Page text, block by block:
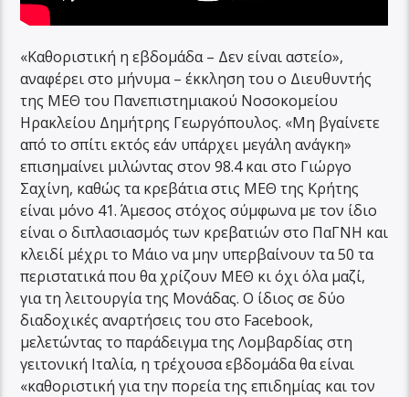
«Καθοριστική η εβδομάδα – Δεν είναι αστείο»,
αναφέρει στο μήνυμα – έκκληση του ο Διευθυντής
της ΜΕΘ του Πανεπιστημιακού Νοσοκομείου
Ηρακλείου Δημήτρης Γεωργόπουλος. «Μη βγαίνετε
από το σπίτι εκτός εάν υπάρχει μεγάλη ανάγκη»
επισημαίνει μιλώντας στον 98.4 και στο Γιώργο
Σαχίνη, καθώς τα κρεβάτια στις ΜΕΘ της Κρήτης
είναι μόνο 41. Άμεσος στόχος σύμφωνα με τον ίδιο
είναι ο διπλασιασμός των κρεβατιών στο ΠαΓΝΗ και
κλειδί μέχρι το Μάιο να μην υπερβαίνουν τα 50 τα
περιστατικά που θα χρίζουν ΜΕΘ κι όχι όλα μαζί,
για τη λειτουργία της Μονάδας. Ο ίδιος σε δύο
διαδοχικές αναρτήσεις του στο Facebook,
μελετώντας το παράδειγμα της Λομβαρδίας στη
γειτονική Ιταλία, η τρέχουσα εβδομάδα θα είναι
«καθοριστική για την πορεία της επιδημίας και τον